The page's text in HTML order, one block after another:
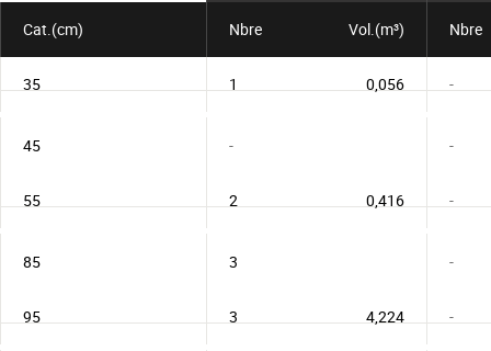
Cat.(cm) Nbre Vol.(m³) Nbre
35 1 -
0,056
45 - -
55 2 -
0,416
85 3 -
95 3 -
4,224